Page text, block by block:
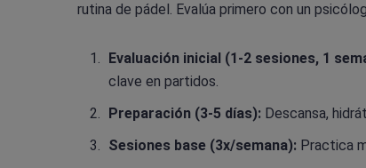
rutina de pádel. Evalúa primero con un
Evaluación inicial (1-2 sesiones, 1
clave en partidos.
Preparación (3-5 días): Descansa,
Sesiones base (3x/semana): Practica